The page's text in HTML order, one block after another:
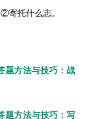
托什么志。
题方法与技巧：战
题方法与技巧：写